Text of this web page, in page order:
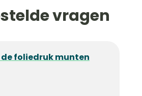
vragen
de foliedruk munten